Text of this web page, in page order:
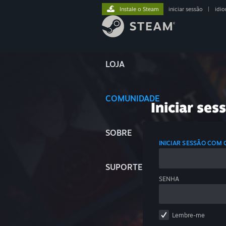
LOJA
COMUNIDADE
SOBRE
SUPORTE
Instale o Steam iniciar sessão
Iniciar
INICIAR SESSÃO COM
SENHA
Lembre-me